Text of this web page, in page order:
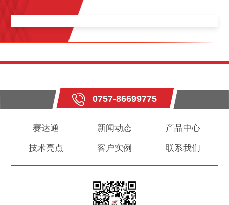
0757-86699775
赛达通 新闻动态 产品中心
技术亮点 客户实例 联系我们